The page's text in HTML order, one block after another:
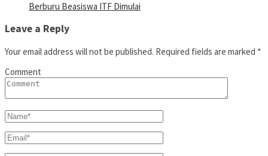
Berburu Beasiswa ITF Dimulai
Leave a Reply
Your email address will not be published. Required fields are marked *
Comment